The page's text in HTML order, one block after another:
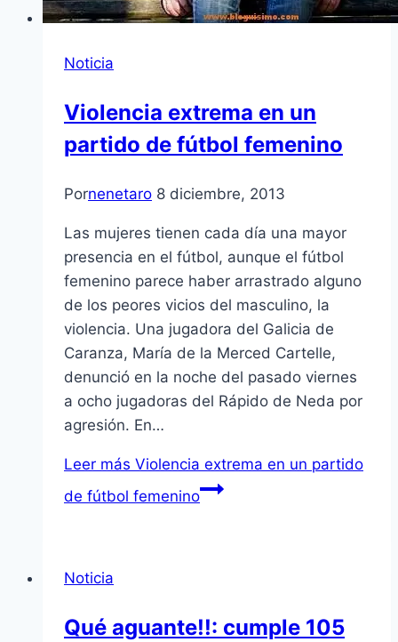
Noticia
Violencia extrema en un
partido de fútbol femenino
Pornenetaro 8 diciembre, 2013
Las mujeres tienen cada día una mayor
presencia en el fútbol, aunque el fútbol
femenino parece haber arrastrado alguno
de los peores vicios del masculino, la
violencia. Una jugadora del Galicia de
Caranza, María de la Merced Cartelle,
denunció en la noche del pasado viernes
a ocho jugadoras del Rápido de Neda por
agresión. En…
Leer más Violencia extrema en un partido
de fútbol femenino
Noticia
Qué aguante!!: cumple 105